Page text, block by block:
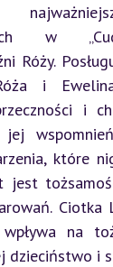
w
Róży.
i
i
jej
które
jest
Ciotka
na
dzieciństwo i